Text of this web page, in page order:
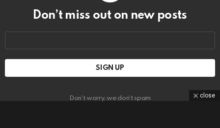
Don’t miss out on new posts
Don't worry, we don't spam close